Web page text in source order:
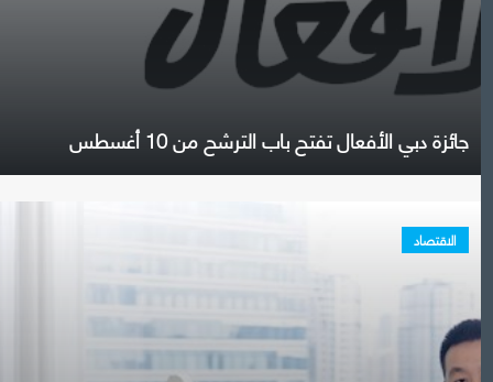
جائزة دبي الأفعال تفتح باب الترشح من 10 أغسطس
الاقتصاد